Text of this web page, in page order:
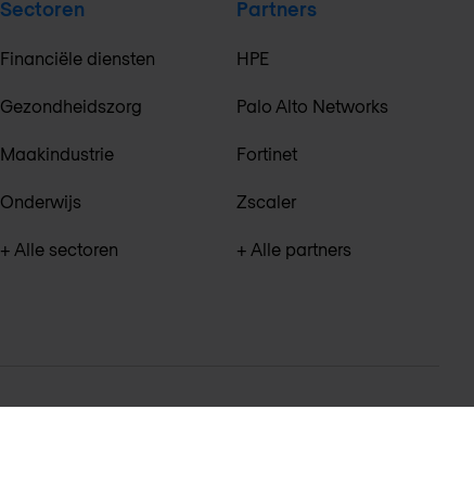
Sectoren
Financiële diensten
Gezondheidszorg
Maakindustrie
Onderwijs
+ Alle sectoren
Partners
HPE
Palo Alto Networks
Fortinet
Zscaler
+ Alle partners